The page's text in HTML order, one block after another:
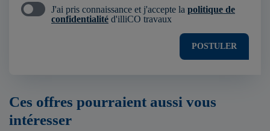
J'ai pris connaissance et j'accepte la politique de
confidentialité d'illiCO travaux
POSTULER
Ces offres pourraient aussi vous
intéresser